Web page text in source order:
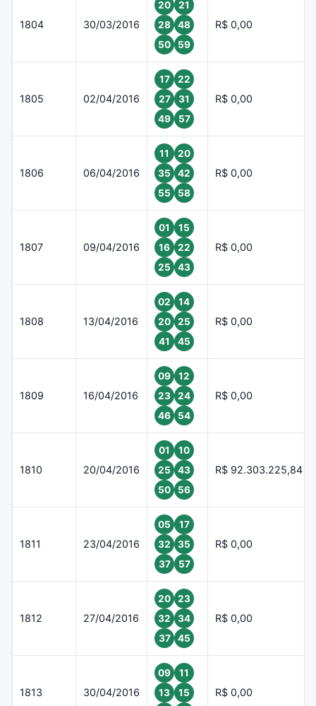
1804 30/03/2016
20
21
28
48
50
59
R$ 0,00
1805 02/04/2016
17
22
27
31
49
57
R$ 0,00
1806 06/04/2016
11
20
35
42
55
58
R$ 0,00
1807 09/04/2016
01
15
16
22
25
43
R$ 0,00
1808 13/04/2016
02
14
20
25
41
45
R$ 0,00
1809 16/04/2016
09
12
23
24
46
54
R$ 0,00
1810 20/04/2016
01
10
25
43
50
56
R$ 92.303.225,84
1811 23/04/2016
05
17
32
35
37
57
R$ 0,00
1812 27/04/2016
20
23
32
34
37
45
R$ 0,00
1813 30/04/2016
09
11
13
15
R$ 0,00